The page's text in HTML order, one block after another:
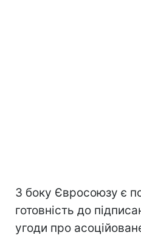
З боку Євросоюзу є
готовність до
угоди про